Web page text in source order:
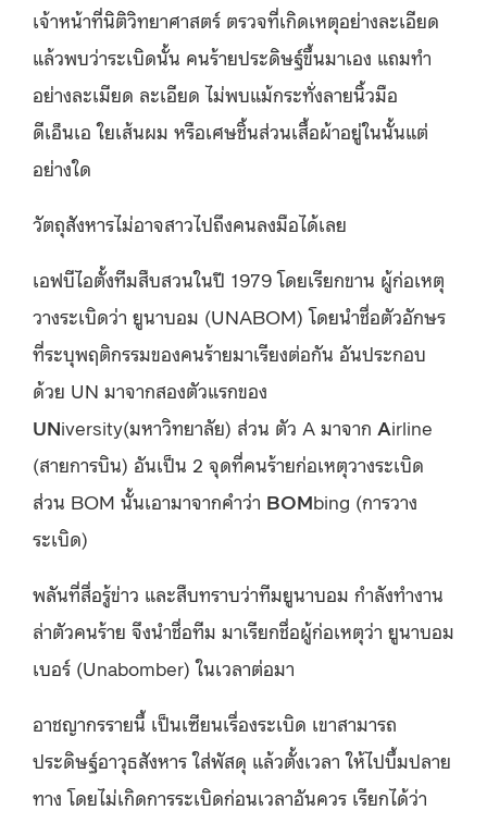
เจ้าหน้าที่นิติวิทยาศาสตร์ ตรวจที่เกิดเหตุอย่างละเอียด
แล้วพบว่าระเบิดนั้น คนร้ายประดิษฐ์ขึ้นมาเอง แถมทำ
อย่างละเมียด ละเอียด ไม่พบแม้กระทั่งลายนิ้วมือ
ดีเอ็นเอ ใยเส้นผม หรือเศษชิ้นส่วนเสื้อผ้าอยู่ในนั้นแต่
อย่างใด
วัตถุสังหารไม่อาจสาวไปถึงคนลงมือได้เลย
เอฟบีไอตั้งทีมสืบสวนในปี 1979 โดยเรียกขาน ผู้ก่อเหตุ
วางระเบิดว่า ยูนาบอม (UNABOM) โดยนำชื่อตัวอักษร
ที่ระบุพฤติกรรมของคนร้ายมาเรียงต่อกัน อันประกอบ
ด้วย UN มาจากสองตัวแรกของ
UNiversity(มหาวิทยาลัย) ส่วน ตัว A มาจาก Airline
(สายการบิน) อันเป็น 2 จุดที่คนร้ายก่อเหตุวางระเบิด
ส่วน BOM นั้นเอามาจากคำว่า BOMbing (การวาง
ระเบิด)
พลันที่สื่อรู้ข่าว และสืบทราบว่าทีมยูนาบอม กำลังทำงาน
ล่าตัวคนร้าย จึงนำชื่อทีม มาเรียกชื่อผู้ก่อเหตุว่า ยูนาบอม
เบอร์ (Unabomber) ในเวลาต่อมา
อาชญากรรายนี้ เป็นเซียนเรื่องระเบิด เขาสามารถ
ประดิษฐ์อาวุธสังหาร ใส่พัสดุ แล้วตั้งเวลา ให้ไปบึ้มปลาย
ทาง โดยไม่เกิดการระเบิดก่อนเวลาอันควร เรียกได้ว่า